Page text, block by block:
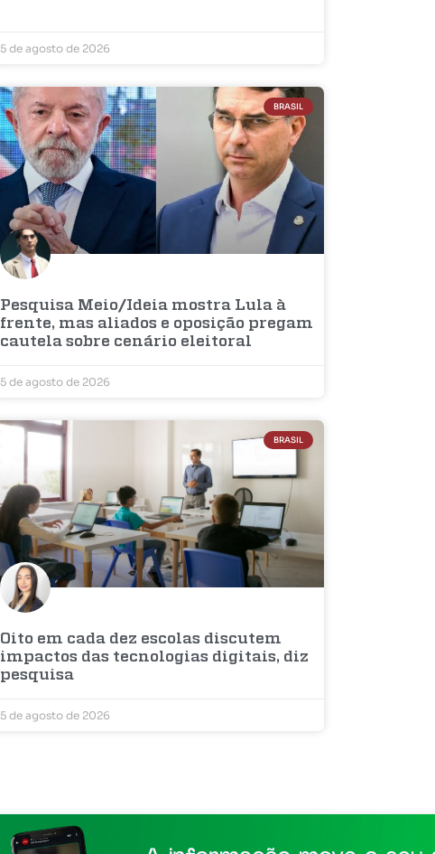
5 de agosto de 2026
BRASIL
Pesquisa Meio/Ideia mostra Lula à
frente, mas aliados e oposição pregam
cautela sobre cenário eleitoral
5 de agosto de 2026
BRASIL
Oito em cada dez escolas discutem
impactos das tecnologias digitais, diz
pesquisa
5 de agosto de 2026